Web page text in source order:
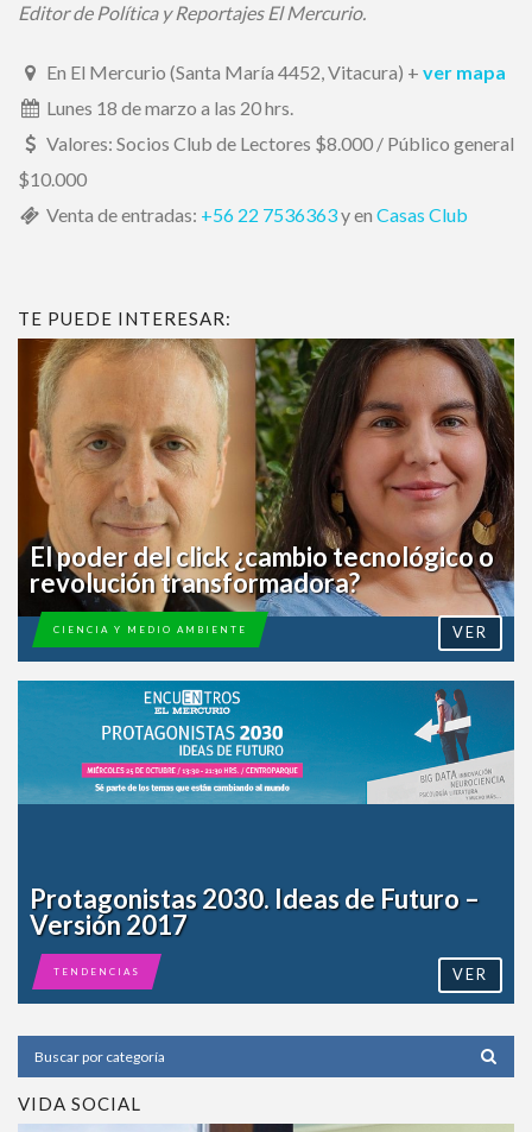
Editor de Política y Reportajes El Mercurio.
En El Mercurio (Santa María 4452, Vitacura) + ver mapa
Lunes 18 de marzo a las 20 hrs.
Valores: Socios Club de Lectores $8.000 / Público general
$10.000
Venta de entradas: +56 22 7536363y en Casas Club
TE PUEDE INTERESAR:
El poder del click ¿cambio tecnológico o
revolución transformadora?
CIENCIA Y MEDIO AMBIENTE VER
Protagonistas 2030. Ideas de Futuro –
Versión 2017
TENDENCIAS VER
VIDA SOCIAL